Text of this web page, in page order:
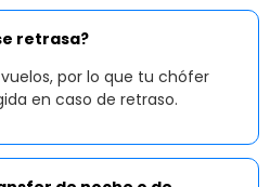
retrasa?
por lo que tu chófer
en caso de retraso.